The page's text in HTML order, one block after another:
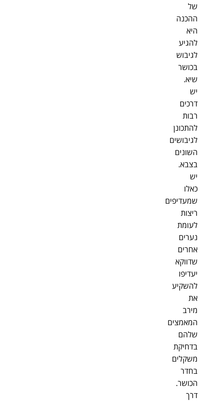
של
ההכנה
היא
להגיע
לגיבוש
בכושר
שיא.
יש
דרכים
רבות
להתכונן
לגיבושים
השונים
בצבא.
יש
כאלו
שמעדיפים
ריצות
לעומת
נערים
אחרים
שדווקא
יעדיפו
להשקיע
את
מירב
המאמצים
שלהם
בדחיקת
משקלים
בחדר
הכושר.
דרך